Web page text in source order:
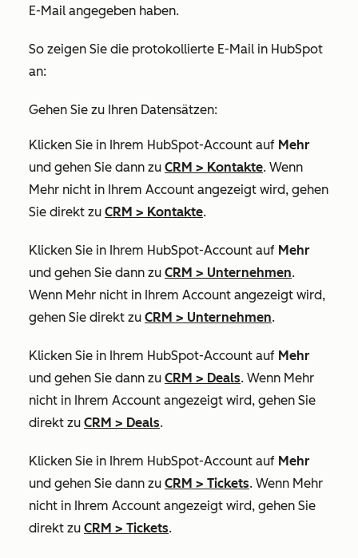
E-Mail angegeben haben.
So zeigen Sie die protokollierte E-Mail in HubSpot
an:
Gehen Sie zu Ihren Datensätzen:
Klicken Sie in Ihrem HubSpot-Account auf Mehr
und gehen Sie dann zu CRM > Kontakte. Wenn
Mehr nicht in Ihrem Account angezeigt wird, gehen
Sie direkt zu CRM > Kontakte.
Klicken Sie in Ihrem HubSpot-Account auf Mehr
und gehen Sie dann zu CRM > Unternehmen.
Wenn Mehr nicht in Ihrem Account angezeigt wird,
gehen Sie direkt zu CRM > Unternehmen.
Klicken Sie in Ihrem HubSpot-Account auf Mehr
und gehen Sie dann zu CRM > Deals. Wenn Mehr
nicht in Ihrem Account angezeigt wird, gehen Sie
direkt zu CRM > Deals.
Klicken Sie in Ihrem HubSpot-Account auf Mehr
und gehen Sie dann zu CRM > Tickets. Wenn Mehr
nicht in Ihrem Account angezeigt wird, gehen Sie
direkt zu CRM > Tickets.